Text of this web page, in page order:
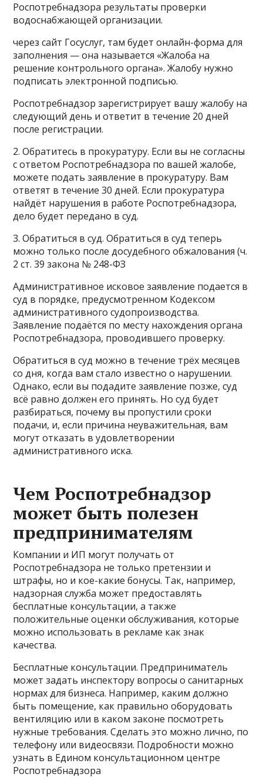
Роспотребнадзора результаты проверки
водоснабжающей организации.
через сайт Госуслуг, там будет онлайн-форма для
заполнения — она называется «Жалоба на
решение контрольного органа». Жалобу нужно
подписать электронной подписью.
Роспотребнадзор зарегистрирует вашу жалобу на
следующий день и ответит в течение 20 дней
после регистрации.
2. Обратитесь в прокуратуру. Если вы не согласны
с ответом Роспотребнадзора по вашей жалобе,
можете подать заявление в прокуратуру. Вам
ответят в течение 30 дней. Если прокуратура
найдёт нарушения в работе Роспотребнадзора,
дело будет передано в суд.
3. Обратиться в суд. Обратиться в суд теперь
можно только после досудебного обжалования (ч.
2 ст. 39 закона № 248-ФЗ
Административное исковое заявление подается в
суд в порядке, предусмотренном Кодексом
административного судопроизводства.
Заявление подаётся по месту нахождения органа
Роспотребнадзора, проводившего проверку.
Обратиться в суд можно в течение трёх месяцев
со дня, когда вам стало известно о нарушении.
Однако, если вы подадите заявление позже, суд
всё равно должен его принять. Но суд будет
разбираться, почему вы пропустили сроки
подачи, и, если причина неуважительная, вам
могут отказать в удовлетворении
административного иска.
Чем Роспотребнадзор
может быть полезен
предпринимателям
Компании и ИП могут получать от
Роспотребнадзора не только претензии и
штрафы, но и кое-какие бонусы. Так, например,
надзорная служба может предоставлять
бесплатные консультации, а также
положительные оценки обслуживания, которые
можно использовать в рекламе как знак
качества.
Бесплатные консультации. Предприниматель
может задать инспектору вопросы о санитарных
нормах для бизнеса. Например, каким должно
быть помещение, как правильно оборудовать
вентиляцию или в каком законе посмотреть
нужные требования. Сделать это можно лично, по
телефону или видеосвязи. Подробности можно
узнать в Едином консультационном центре
Роспотребнадзора